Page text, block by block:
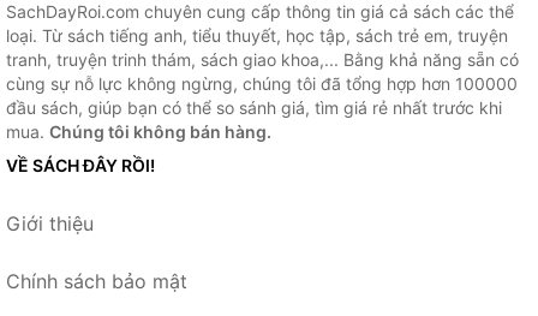
SachDayRoi.com chuyên cung cấp thông tin giá cả sách các thể
loại. Từ sách tiếng anh, tiểu thuyết, học tập, sách trẻ em, truyện
tranh, truyện trinh thám, sách giao khoa,... Bằng khả năng sẵn có
cùng sự nỗ lực không ngừng, chúng tôi đã tổng hợp hơn 100000
đầu sách, giúp bạn có thể so sánh giá, tìm giá rẻ nhất trước khi
mua. Chúng tôi không bán hàng.
VỀ SÁCH ĐÂY RỒI!
Giới thiệu
Chính sách bảo mật